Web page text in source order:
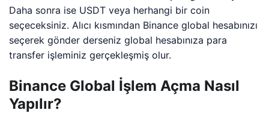
Daha sonra ise USDT veya herhangi bir coin
seçeceksiniz. Alıcı kısmından Binance global hesabınızı
seçerek gönder derseniz global hesabınıza para
transfer işleminiz gerçekleşmiş olur.
Binance Global İşlem Açma Nasıl
Yapılır?